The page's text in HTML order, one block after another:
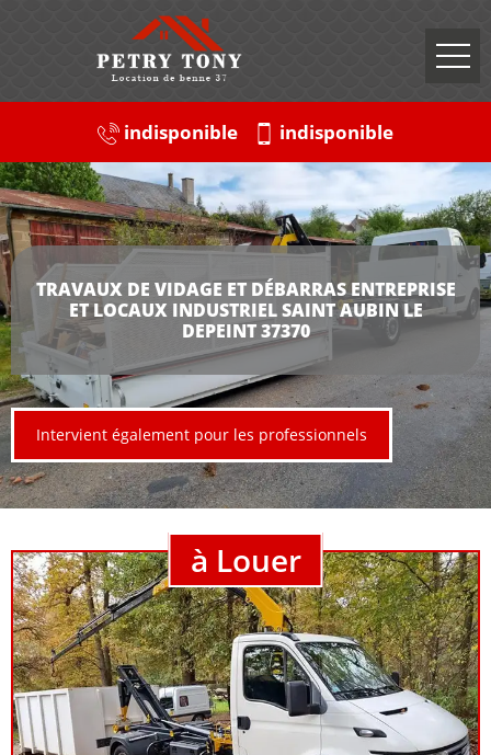
indisponible indisponible
TRAVAUX DE VIDAGE ET DÉBARRAS ENTREPRISE
ET LOCAUX INDUSTRIEL SAINT AUBIN LE
DEPEINT 37370
Intervient également pour les professionnels
à Louer